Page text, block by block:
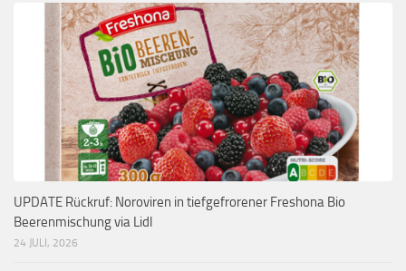
UPDATE Rückruf: Noroviren in tiefgefrorener Freshona Bio
Beerenmischung via Lidl
24 JULI, 2026